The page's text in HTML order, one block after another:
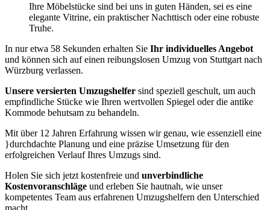
Ihre Möbelstücke sind bei uns in guten Händen, sei es eine
elegante Vitrine, ein praktischer Nachttisch oder eine robuste
Truhe.
In nur etwa 58 Sekunden erhalten Sie Ihr individuelles Angebot
und können sich auf einen reibungslosen Umzug von Stuttgart nach
Würzburg verlassen.
Unsere versierten Umzugshelfer sind speziell geschult, um auch
empfindliche Stücke wie Ihren wertvollen Spiegel oder die antike
Kommode behutsam zu behandeln.
Mit über 12 Jahren Erfahrung wissen wir genau, wie essenziell eine
}durchdachte Planung und eine präzise Umsetzung für den
erfolgreichen Verlauf Ihres Umzugs sind.
Holen Sie sich jetzt kostenfreie und unverbindliche
Kostenvoranschläge und erleben Sie hautnah, wie unser
kompetentes Team aus erfahrenen Umzugshelfern den Unterschied
macht.